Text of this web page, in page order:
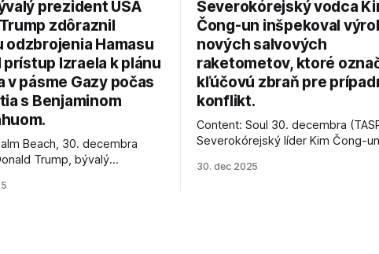
prezident USA
zdôraznil
odzbrojenia Hamasu
prístup Izraela k plánu
v pásme Gazy počas
s Benjaminom
Beach, 30. decembra
Trump, bývalý
odzbrojenie palestínskeho
Severokórejský vodca
Čong-un inšpekoval
nových salvových
raketometov, ktoré
kľúčovú zbraň pre
konflikt.
Content: Soul 30. decembra
Severokórejský líder Kim Čong-un
najnovšie salvové raketomety a
30. dec 2025